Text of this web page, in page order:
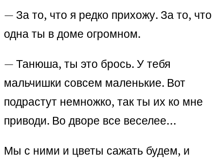
— За то, что я редко прихожу. За то, что
одна ты в доме огромном.
— Танюша, ты это брось. У тебя
мальчишки совсем маленькие. Вот
подрастут немножко, так ты их ко мне
приводи. Во дворе все веселее…
Мы с ними и цветы сажать будем, и